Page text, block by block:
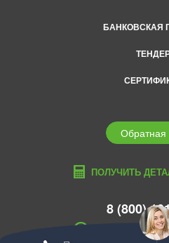
БАНКОВСКАЯ
Обратная
ПОЛУЧИТЬ
8 (800)